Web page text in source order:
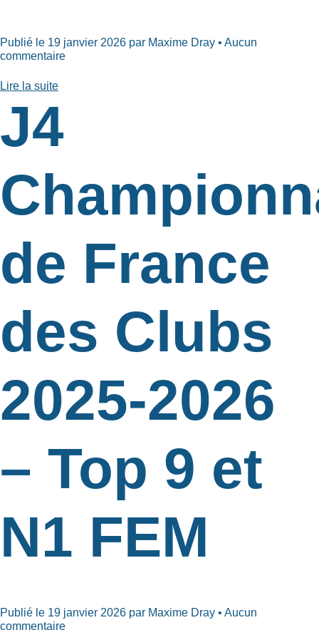
Publié le 19 janvier 2026 par Maxime Dray • Aucun
commentaire
Lire la suite
J4
de France
des Clubs
2025-2026
– Top 9 et
N1 FEM
Publié le 19 janvier 2026 par Maxime Dray • Aucun
commentaire